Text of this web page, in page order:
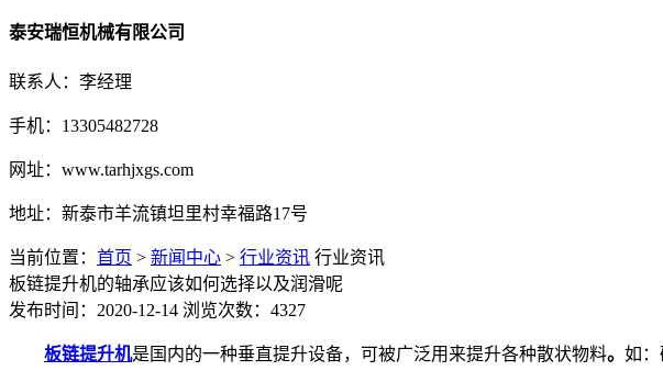
泰安瑞恒机械有限公司
联系人：李经理
手机：13305482728
网址：www.tarhjxgs.com
地址：新泰市羊流镇坦里村幸福路17号
当前位置： 首页 > 新闻中心 > 行业资讯 行业资讯
板链提升机的轴承应该如何选择以及润滑呢
发布时间：2020-12-14 浏览次数：4327
板链提升机是国内的一种垂直提升设备，可被广泛用来提升各种散状物料。 如：